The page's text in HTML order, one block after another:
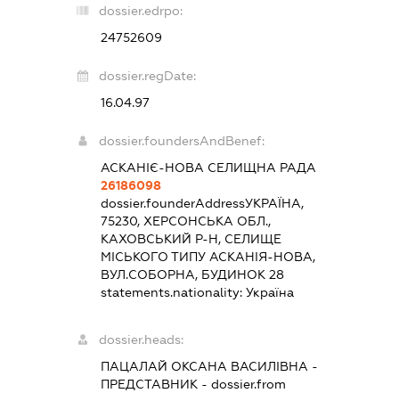
dossier.edrpo:
24752609
dossier.regDate:
16.04.97
dossier.foundersAndBenef:
АСКАНІЄ-НОВА СЕЛИЩНА РАДА
26186098
dossier.founderAddressУКРАЇНА,
75230, ХЕРСОНСЬКА ОБЛ.,
КАХОВСЬКИЙ Р-Н, СЕЛИЩЕ
МІСЬКОГО ТИПУ АСКАНІЯ-НОВА,
ВУЛ.СОБОРНА, БУДИНОК 28
statements.nationality: Україна
dossier.heads:
ПАЦАЛАЙ ОКСАНА ВАСИЛІВНА -
ПРЕДСТАВНИК- dossier.from